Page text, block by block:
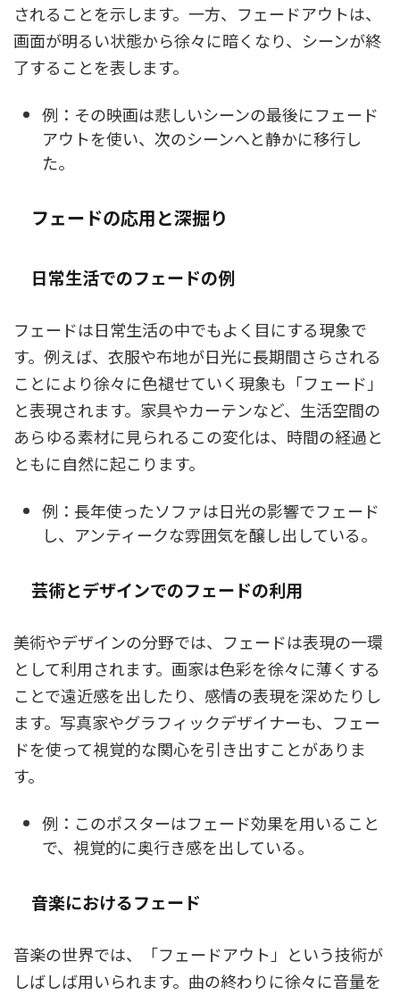
されることを示します。一方、フェードアウトは、
画面が明るい状態から徐々に暗くなり、シーンが終
了することを表します。
例：その映画は悲しいシーンの最後にフェード
アウトを使い、次のシーンへと静かに移行し
た。
フェードの応用と深掘り
日常生活でのフェードの例
フェードは日常生活の中でもよく目にする現象で
す。例えば、衣服や布地が日光に長期間さらされる
ことにより徐々に色褪せていく現象も「フェード」
と表現されます。家具やカーテンなど、生活空間の
あらゆる素材に見られるこの変化は、時間の経過と
ともに自然に起こります。
例：長年使ったソファは日光の影響でフェード
し、アンティークな雰囲気を醸し出している。
芸術とデザインでのフェードの利用
美術やデザインの分野では、フェードは表現の一環
として利用されます。画家は色彩を徐々に薄くする
ことで遠近感を出したり、感情の表現を深めたりし
ます。写真家やグラフィックデザイナーも、フェー
ドを使って視覚的な関心を引き出すことがありま
す。
例：このポスターはフェード効果を用いること
で、視覚的に奥行き感を出している。
音楽におけるフェード
音楽の世界では、「フェードアウト」という技術が
しばしば用いられます。曲の終わりに徐々に音量を